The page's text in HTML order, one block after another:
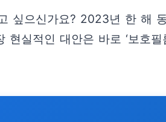
싶으신가요? 2023년 한 해
실적인 대안은 바로 ‘보호